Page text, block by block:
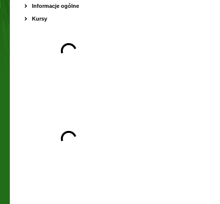
Informacje ogólne
Kursy